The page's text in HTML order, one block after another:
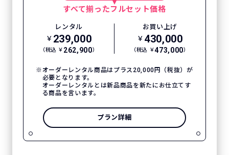
すべて揃ったフルセット価格
レンタル
￥ 239,000
（税込 ￥ 262,900）
お買い上げ
￥ 430,000
（税込 ￥473,000）
オーダーレンタル商品はプラス20,000円（税抜）が
必要となります。
オーダーレンタルとは新品商品を新たにお仕立てす
る商品を言います。
プラン詳細